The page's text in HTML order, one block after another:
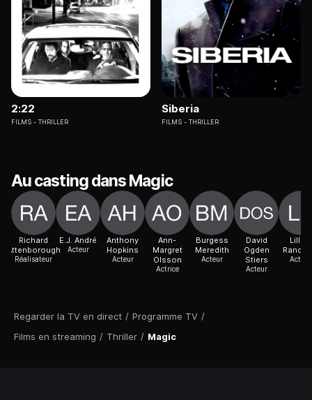
Regarder la TV en direct / Programme TV /
Films en streaming / Thriller / Magic
2:22
FILMS THRILLER
Siberia
FILMS THRILLER
Au casting dans Magic
Richard
Attenborough
Réalisateur
E.J. André
Acteur
Anthony
Hopkins
Acteur
Ann-
Margret
Olsson
Actrice
Burgess
Meredith
Acteur
David
Ogden
Stiers
Acteur
Lillian
Actrice